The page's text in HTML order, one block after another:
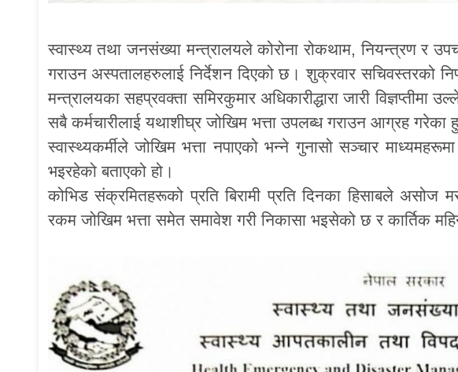
स्वास्थ्य तथा जनसंख्या मन्त्रालयले कोरोना रोकथाम, नियन्त्रण र
गराउन अस्पतालहरुलाई निर्देशन दिएको छ। शुक्रवार सचिवस्तरको
मन्त्रालयका सहप्रवक्ता समिरकुमार अधिकारीद्धारा जारी विज्ञप्तीमा
सबै कर्मचारीलाई यथाशीघ्र जोखिम भत्ता उपलब्ध गराउन आग्रह गरेका
स्वास्थ्यकर्मीले जोखिम भत्ता नपाएको भन्ने गुनासो सञ्चार
भइरहेको बताएको हो।
कोभिड संक्रमितहरूको प्रति बिरामी प्रति दिनका हिसाबले
रकम जोखिम भत्ता समेत समावेश गरी निकासा भइसेको छ र कार्तिक